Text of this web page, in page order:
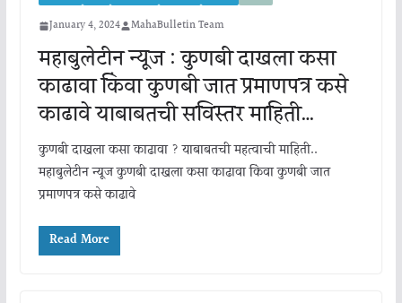
January 4, 2024 MahaBulletin Team
महाबुलेटीन न्यूज : कुणबी दाखला कसा
काढावा किंवा कुणबी जात प्रमाणपत्र कसे
काढावे याबाबतची सविस्तर माहिती…
कुणबी दाखला कसा काढावा ? याबाबतची महत्वाची माहिती..
महाबुलेटीन न्यूज कुणबी दाखला कसा काढावा किंवा कुणबी जात
प्रमाणपत्र कसे काढावे
Read More